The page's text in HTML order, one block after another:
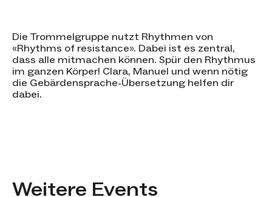
Die Trommelgruppe nutzt Rhythmen von
«Rhythms of resistance». Dabei ist es zentral,
dass alle mitmachen können. Spür den Rhythmus
im ganzen Körper! Clara, Manuel und wenn nötig
die Gebärdensprache-Übersetzung helfen dir
dabei.
Weitere Events